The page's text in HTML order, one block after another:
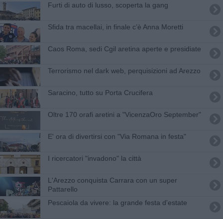
Furti di auto di lusso, scoperta la gang
Sfida tra macellai, in finale c’è Anna Moretti
Caos Roma, sedi Cgil aretina aperte e presidiate
Terrorismo nel dark web, perquisizioni ad Arezzo
Saracino, tutto su Porta Crucifera
Oltre 170 orafi aretini a "VicenzaOro September"
E' ora di divertirsi con "Via Romana in festa"
I ricercatori "invadono" la città
L'Arezzo conquista Carrara con un super
Pattarello
Pescaiola da vivere: la grande festa d'estate